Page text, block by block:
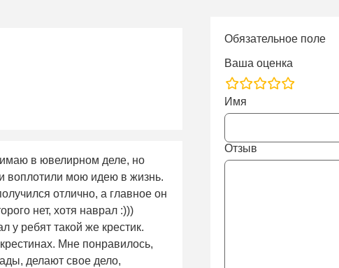
в ювелирном деле, но
воплотили мою идею в жизнь.
отлично, а главное он
нет, хотя наврал :)))
у ребят такой же крестик.
Мне понравилось,
делают свое дело,
Обязательное поле
Ваша оценка
rating
fields
Имя
Отзыв